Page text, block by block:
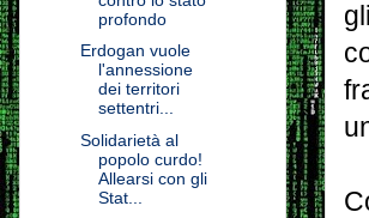
profondo
Erdogan vuole
l'annessione
dei territori
settentri...
Solidarietà al
popolo curdo!
Allearsi con gli
Stat...